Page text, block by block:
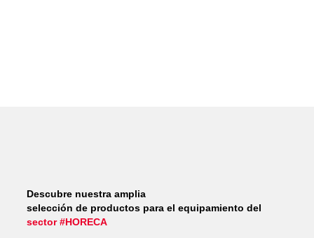
Descubre nuestra amplia
selección de productos para el equipamiento del
sector #HORECA